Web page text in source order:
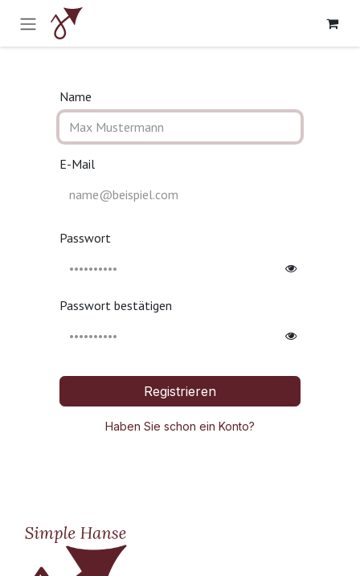
Zum Inhalt springen
Name
E-Mail
Passwort
Passwort bestätigen
Registrieren
Haben Sie schon ein Konto?